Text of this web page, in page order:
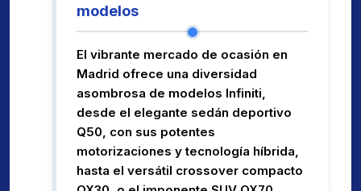
modelos
El vibrante mercado de ocasión en
Madrid ofrece una diversidad
asombrosa de modelos Infiniti,
desde el elegante sedán deportivo
Q50, con sus potentes
motorizaciones y tecnología híbrida,
hasta el versátil crossover compacto